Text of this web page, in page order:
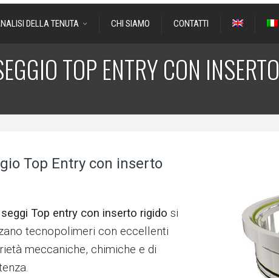
DELLA TENUTA CHI SIAMO CONTATTI
TOP ENTRY CON INSERTO
Top Entry con inserto
seggi Top entry con inserto rigido si
tecnopolimeri con eccellenti
meccaniche, chimiche e di